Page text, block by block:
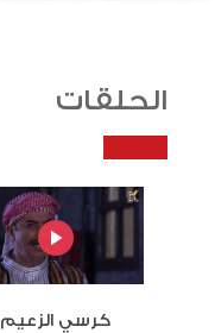
الحلقات
كرسي الزعيم